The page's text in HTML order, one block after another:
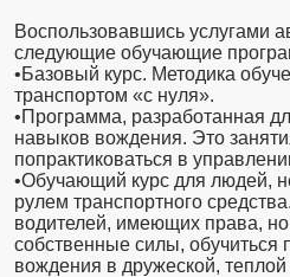
Воспользовавшись услугами
следующие обучающие
•Базовый курс. Методика
транспортом «с нуля».
•Программа, разработанная
навыков вождения. Это
попрактиковаться в
•Обучающий курс для людей,
рулем транспортного
водителей, имеющих права,
собственные силы,
вождения в дружеской,